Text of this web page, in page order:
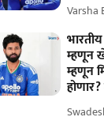
Varsha
म्हणून
म्हणून